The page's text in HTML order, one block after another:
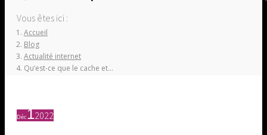
Vous êtes ici :
Accueil
Blog
Actualité internet
Qu’est-ce que le cache et…
Déc12022